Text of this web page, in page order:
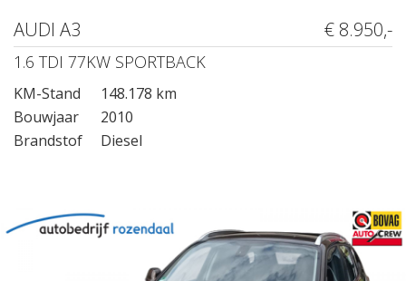
AUDI A3 € 8.950,-
1.6 TDI 77KW SPORTBACK
KM-Stand
148.178 km
Bouwjaar
2010
Brandstof
Diesel